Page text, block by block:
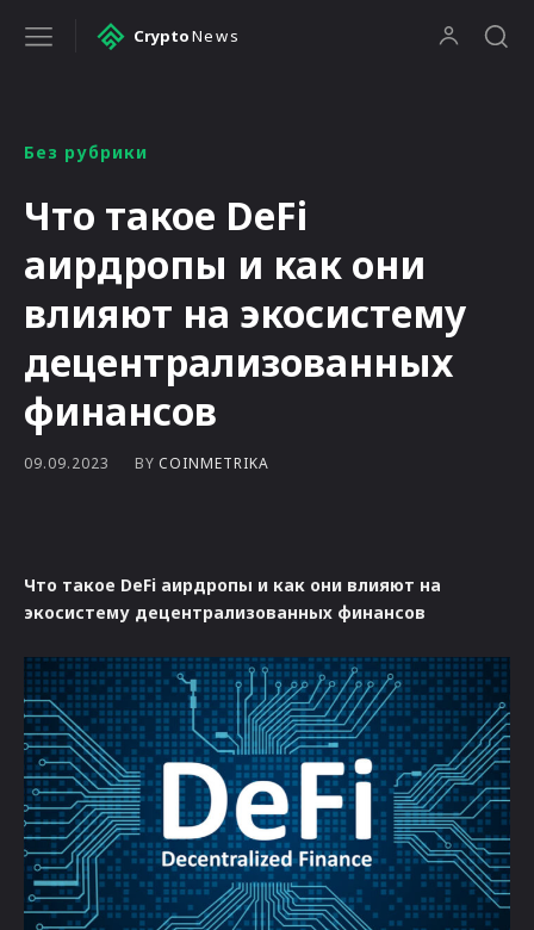
CryptoNews
Без рубрики
Что такое DeFi
аирдропы и как они
влияют на экосистему
децентрализованных
финансов
09.09.2023 BY COINMETRIKA
Что такое DeFi аирдропы и как они влияют на
экосистему децентрализованных финансов